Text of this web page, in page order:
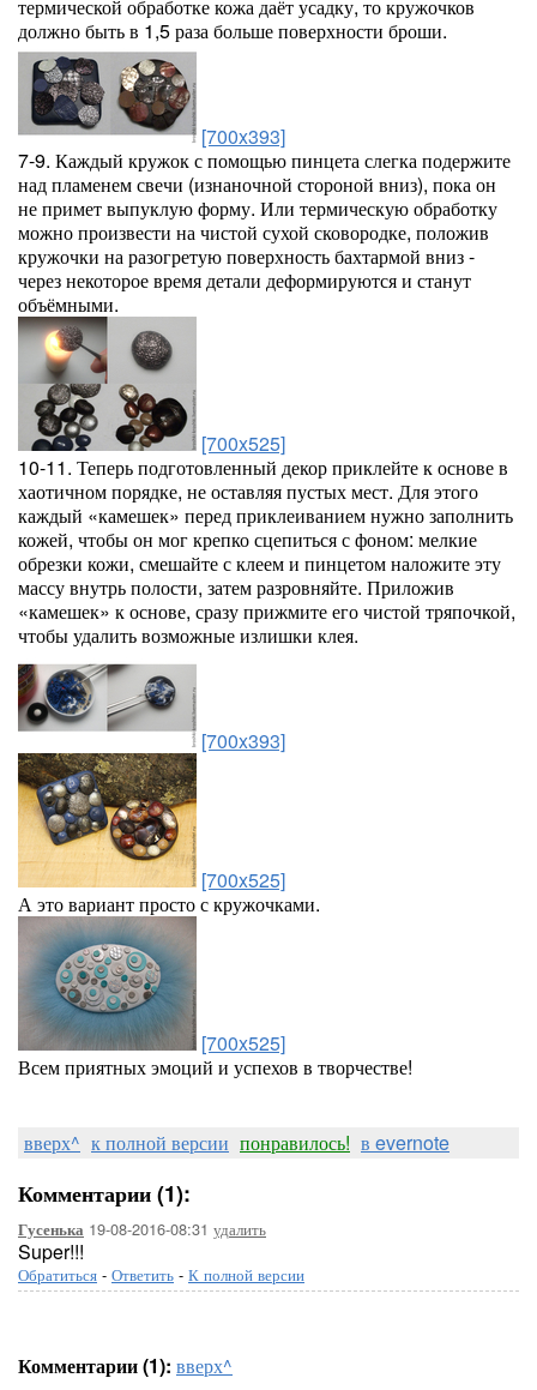
термической обработке кожа даёт усадку, то кружочков
должно быть в 1,5 раза больше поверхности броши.
[700x393]
7-9. Каждый кружок с помощью пинцета слегка подержите
над пламенем свечи (изнаночной стороной вниз), пока он
не примет выпуклую форму. Или термическую обработку
можно произвести на чистой сухой сковородке, положив
кружочки на разогретую поверхность бахтармой вниз -
через некоторое время детали деформируются и станут
объёмными.
[700x525]
10-11. Теперь подготовленный декор приклейте к основе в
хаотичном порядке, не оставляя пустых мест. Для этого
каждый «камешек» перед приклеиванием нужно заполнить
кожей, чтобы он мог крепко сцепиться с фоном: мелкие
обрезки кожи, смешайте с клеем и пинцетом наложите эту
массу внутрь полости, затем разровняйте. Приложив
«камешек» к основе, сразу прижмите его чистой тряпочкой,
чтобы удалить возможные излишки клея.
[700x393]
[700x525]
А это вариант просто с кружочками.
[700x525]
Всем приятных эмоций и успехов в творчестве!
вверх^ к полной версии понравилось! в evernote
Комментарии (1):
Гусенька 19-08-2016-08:31 удалить
Super!!!
Обратиться - Ответить - К полной версии
Комментарии (1): вверх^